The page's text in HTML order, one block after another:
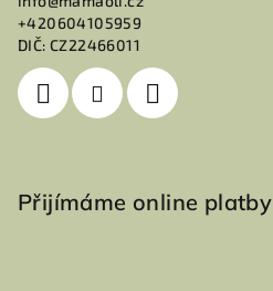
+420604105959
DIČ: CZ22466011
Přijímáme online platby